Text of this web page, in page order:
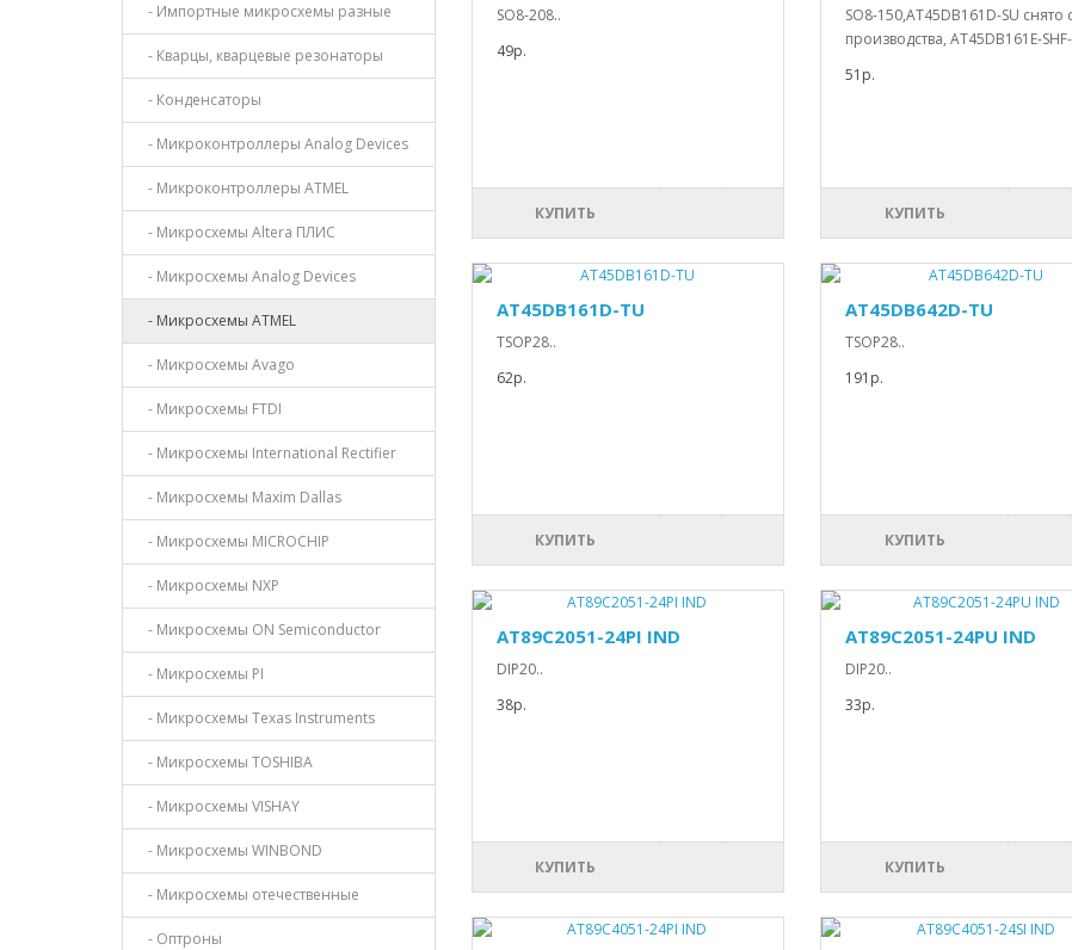
- Импортные микросхемы разные
- Кварцы, кварцевые резонаторы
- Конденсаторы
- Микроконтроллеры Analog Devices
- Микроконтроллеры ATMEL
- Микросхемы Altera ПЛИС
- Микросхемы Analog Devices
- Микросхемы ATMEL
- Микросхемы Avago
- Микросхемы FTDI
- Микросхемы International Rectifier
- Микросхемы Maxim Dallas
- Микросхемы MICROCHIP
- Микросхемы NXP
- Микросхемы ON Semiconductor
- Микросхемы PI
- Микросхемы Texas Instruments
- Микросхемы TOSHIBA
- Микросхемы VISHAY
- Микросхемы WINBOND
- Микросхемы отечественные
- Оптроны
SO8-208..
49р.
КУПИТЬ
SO8-150,AT45DB161D-SU снято
производства, AT45DB161E-
51р.
КУПИТЬ
AT45DB161D-TU
TSOP28..
62р.
КУПИТЬ
AT45DB642D-TU
TSOP28..
191р.
КУПИТЬ
AT89C2051-24PI IND
DIP20..
38р.
КУПИТЬ
AT89C2051-24PU IND
DIP20..
33р.
КУПИТЬ